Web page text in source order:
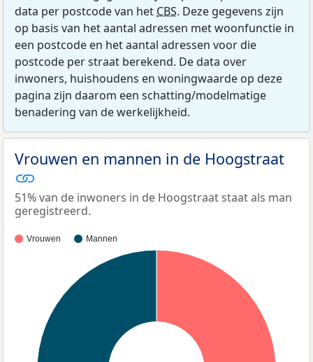
data per postcode van het CBS. Deze gegevens zijn
op basis van het aantal adressen met woonfunctie in
een postcode en het aantal adressen voor die
postcode per straat berekend. De data over
inwoners, huishoudens en woningwaarde op deze
pagina zijn daarom een schatting/modelmatige
benadering van de werkelijkheid.
Vrouwen en mannen in de Hoogstraat
51% van de inwoners in de Hoogstraat staat als man
geregistreerd.
Vrouwen Mannen